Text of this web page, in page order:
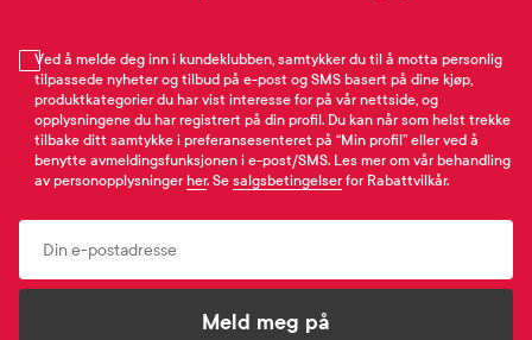
Ved å melde deg inn i kundeklubben, samtykker du til å motta personlig
tilpassede nyheter og tilbud på e-post og SMS basert på dine kjøp,
produktkategorier du har vist interesse for på vår nettside, og
opplysningene du har registrert på din profil. Du kan når som helst trekke
tilbake ditt samtykke i preferansesenteret på “Min profil” eller ved å
benytte avmeldingsfunksjonen i e-post/SMS. Les mer om vår behandling
av personopplysninger her. Se salgsbetingelser for Rabattvilkår.
Meld meg på